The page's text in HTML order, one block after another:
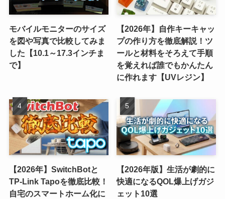
モバイルモニターのサイズ
を図や写真で比較してみま
した【10.1～17.3インチま
で】
【2026年】自作キーキャッ
プの作り方を徹底解説！ツ
ールと材料をそろえて手順
を覚えれば誰でもかんたん
に作れます【UVレジン】
【2026年】SwitchBotと
TP-Link Tapoを徹底比較！
自宅のスマートホーム化に
【2026年版】生活が劇的に
快適になるQOL爆上げガジ
ェット10選